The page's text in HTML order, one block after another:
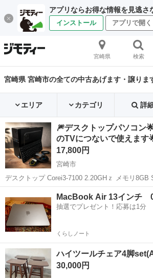
アプリならお得な情報を見逃さ
インストール アプリで開く
宮崎県 検索
宮崎県 宮崎市の全ての中古あげます・譲りま
エリア カテゴリ 詳
🎆デスクトップパソコン
のTVにつないで使えます
17,800円
宮崎市
デスクトップ Corei3-7100 2.20GHｚ メモリ8GB SSD256G Wifi内臓
WIN11 25H2適用 写真参照 全体的に美品 ご自宅TVにつなげても使え
ます。 ※パソコン本体の...
デスクトップパソコン
MacBook Air 13インチ
抽選でプレゼント！応募は1分
くらしノート
ハイツールチェア4脚
30,000円